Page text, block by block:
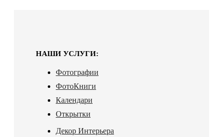
НАШИ УСЛУГИ:
Фотографии
ФотоКниги
Календари
Открытки
Декор Интерьера